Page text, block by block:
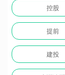
控股
提前
建投